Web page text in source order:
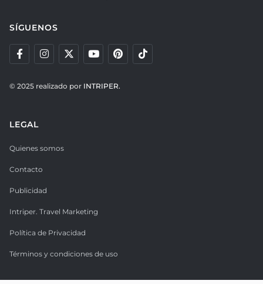
SÍGUENOS
© 2025 realizado por INTRIPER.
LEGAL
Quienes somos
Contacto
Publicidad
Intriper. Travel Marketing
Política de Privacidad
Términos y condiciones de uso